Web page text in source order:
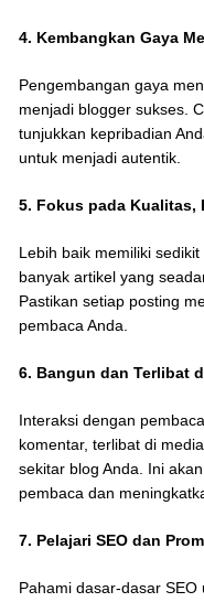
4. Kembangkan Gaya
Pengembangan gaya
menjadi blogger sukses.
tunjukkan kepribadian
untuk menjadi autentik.
5. Fokus pada Kualitas,
Lebih baik memiliki
banyak artikel yang
Pastikan setiap posting
pembaca Anda.
6. Bangun dan Terlibat
Interaksi dengan
komentar, terlibat di
sekitar blog Anda. Ini
pembaca dan
7. Pelajari SEO dan
Pahami dasar-dasar